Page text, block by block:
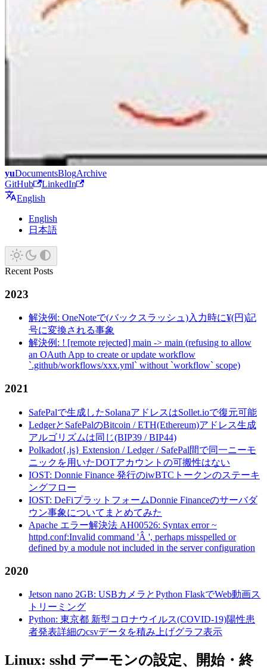
yuDocumentsBlogArchive
GitHub
LinkedIn
English
English
日本語
Recent Posts
2023
解決例: OneNoteで(バックスラッシュ)入力時に¥(円)記
号に変換される事象
解決例: ! [remote rejected] main -> main (refusing to allow
an OAuth App to create or update workflow
`.github/workflows/xxx.yml` without `workflow` scope)
2021
SafePalで生成したSolanaアドレスはSollet.ioで復元可能
LedgerとSafePalのBitcoin / ETH(Ethereum)アドレス生成
アルゴリズムは同じ(BIP39 / BIP44)
Polkadot{.js} Extension / Ledger / SafePal間で同一ニーモ
ニックを用いたDOTアカウントの可搬性はない
IOST: Donnie Finance 発行のiwBTCトークンのステーキ
ングフロー
IOST: DeFiプラットフォームDonnie Financeのサーバダ
ウン事象についてまとめてみた
Apache エラー解決法 AH00526: Syntax error ~
httpd.conf:Invalid command 'Â ', perhaps misspelled or
defined by a module not included in the server configuration
2020
Jetson nano 2GB: USBカメラとPython FlaskでWeb動画ス
トリーミング
Python: 東京都 新型コロナウイルス(COVID-19)陽性患
者発表詳細のcsvデータを積み上げグラフ表示
Linux: sshd デーモンの設定、開始・終